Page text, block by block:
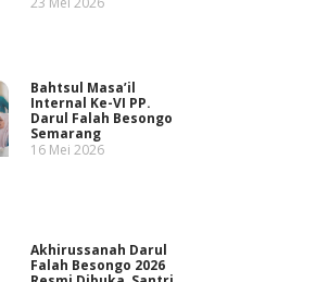
Bahtsul Masa’il
Internal Ke-VI PP.
Darul Falah Besongo
Semarang
16 Mei 2026
Akhirussanah Darul
Falah Besongo 2026